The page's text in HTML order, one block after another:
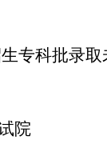
专科批录
院